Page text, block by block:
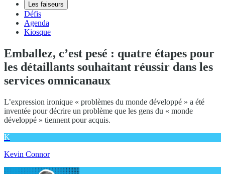
Les faiseurs
Défis
Agenda
Kiosque
Emballez, c’est pesé : quatre étapes pour
les détaillants souhaitant réussir dans les
services omnicanaux
L’expression ironique « problèmes du monde développé » a été
inventée pour décrire un problème que les gens du « monde
développé » tiennent pour acquis.
K
Kevin Connor